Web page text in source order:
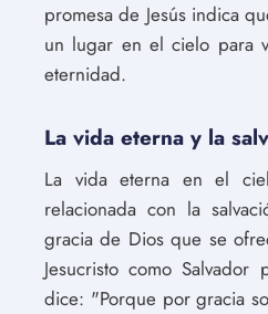
promesa de Jesús indica
un lugar en el cielo para
eternidad.
La vida eterna y la
La vida eterna en el
relacionada con la
gracia de Dios que se
Jesucristo como Salvador
dice: "Porque por gracia